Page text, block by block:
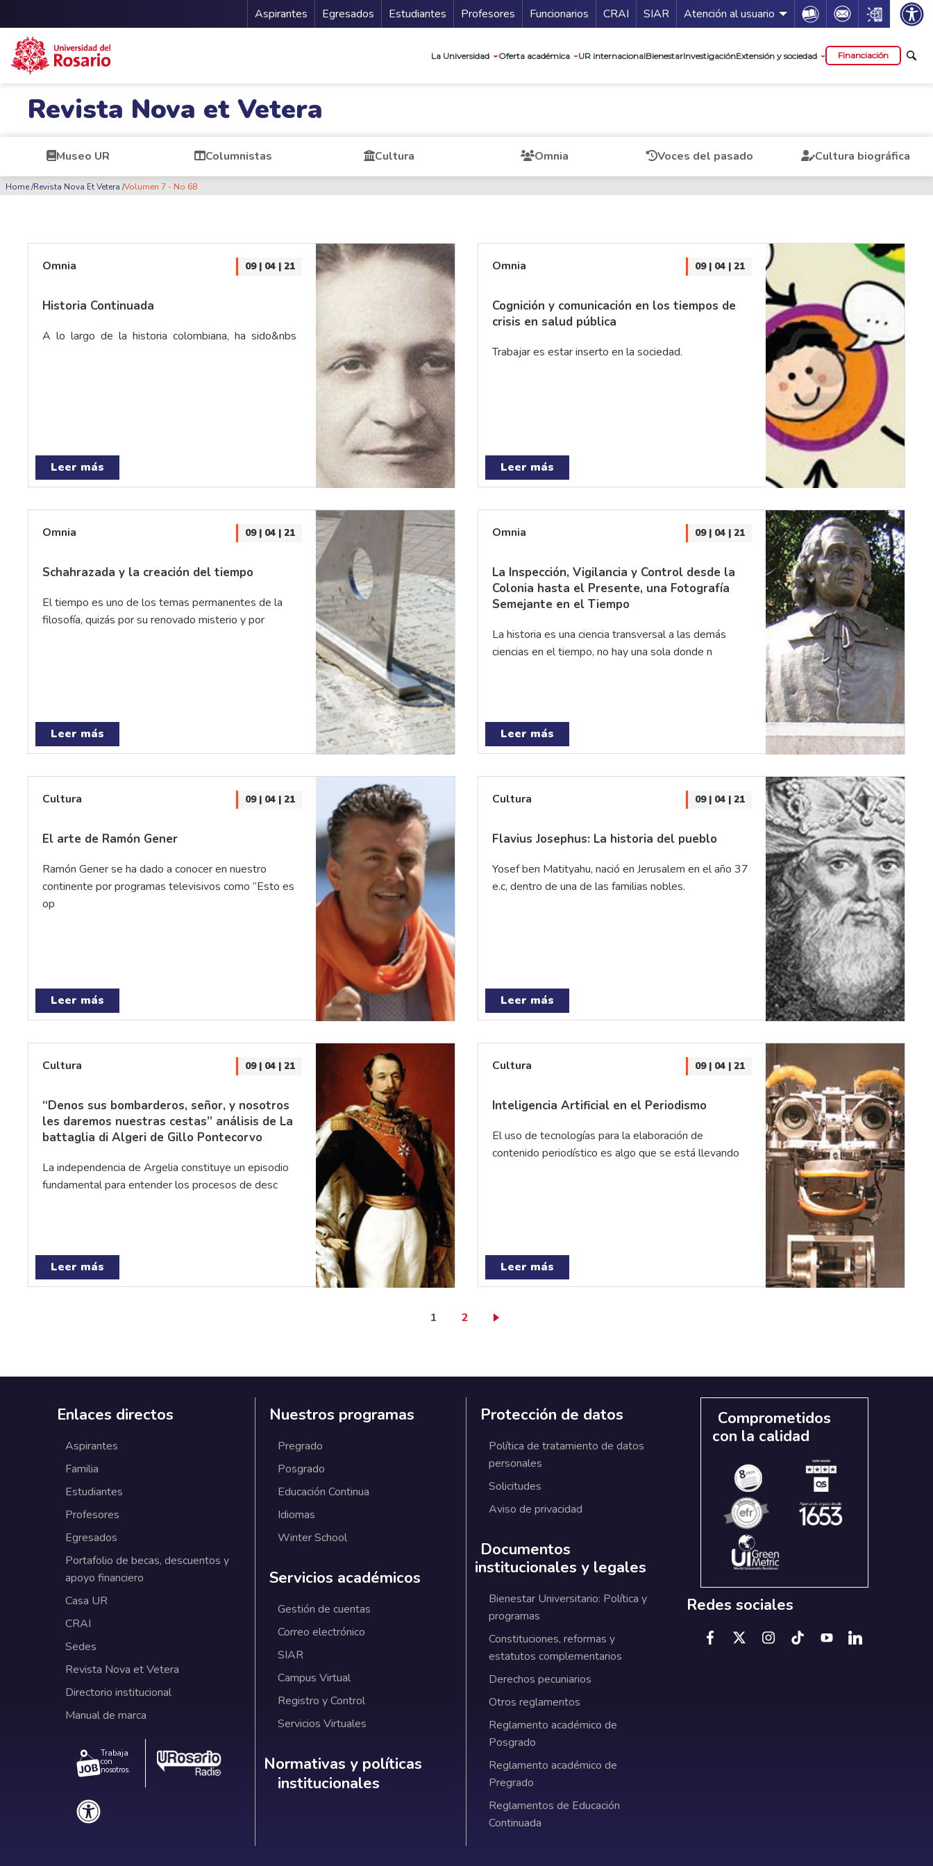
Menu Secundario
Aspirantes Egresados Estudiantes Profesores Funcionarios Guía de servicios
CRAI SIAR Atención al usuario Icon Icon Icon
La Universidad Oferta académica UR internacionalBienestarInvestigaciónExtensión y sociedad Financiación
Revista Nova et Vetera
Museo UR Columnistas Cultura Omnia Voces del pasado Cultura biográfica
Ruta de navegación
Home Revista Nova Et Vetera Volumen 7 - No 68
Omnia 09 | 04 | 21
Historia Continuada
A lo largo de la historia colombiana, ha sido&nbs
Leer más
Omnia 09 | 04 | 21
Cognición y comunicación en los tiempos de
crisis en salud pública
Trabajar es estar inserto en la sociedad.
Leer más
Omnia 09 | 04 | 21
Schahrazada y la creación del tiempo
El tiempo es uno de los temas permanentes de la
filosofía, quizás por su renovado misterio y por
Leer más
Omnia 09 | 04 | 21
La Inspección, Vigilancia y Control desde la
Colonia hasta el Presente, una Fotografía
Semejante en el Tiempo
La historia es una ciencia transversal a las demás
ciencias en el tiempo, no hay una sola donde n
Leer más
Cultura 09 | 04 | 21
El arte de Ramón Gener
Ramón Gener se ha dado a conocer en nuestro
continente por programas televisivos como “Esto es
op
Leer más
Cultura 09 | 04 | 21
Flavius Josephus: La historia del pueblo
Yosef ben Matityahu, nació en Jerusalem en el año 37
e.c, dentro de una de las familias nobles.
Leer más
Cultura 09 | 04 | 21
“Denos sus bombarderos, señor, y nosotros
les daremos nuestras cestas” análisis de La
battaglia di Algeri de Gillo Pontecorvo
La independencia de Argelia constituye un episodio
fundamental para entender los procesos de desc
Leer más
Cultura 09 | 04 | 21
Inteligencia Artificial en el Periodismo
El uso de tecnologías para la elaboración de
contenido periodístico es algo que se está llevando
Leer más
Página actual
1 Page
2
Enlaces directos
Aspirantes
Familia
Estudiantes
Profesores
Egresados
Portafolio de becas, descuentos y
apoyo financiero
Casa UR
CRAI
Sedes
Revista Nova et Vetera
Directorio institucional
Manual de marca
Trabaja
con
nosotros.
Nuestros programas
Pregrado
Posgrado
Educación Continua
Idiomas
Winter School
Servicios académicos
Gestión de cuentas
Correo electrónico
SIAR
Campus Virtual
Registro y Control
Servicios Virtuales
Normativas y políticas institucionales
Normativas y políticas
institucionales
Protección de datos
Política de tratamiento de datos
personales
Solicitudes
Aviso de privacidad
Documentos
institucionales y legales
Bienestar Universitario: Política y
programas
Constituciones, reformas y
estatutos complementarios
Derechos pecuniarios
Otros reglamentos
Reglamento académico de
Posgrado
Reglamento académico de
Pregrado
Reglamentos de Educación
Continuada
Comprometidos
con la calidad
Redes sociales